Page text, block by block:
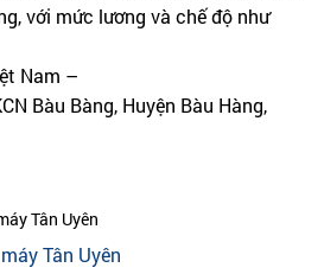
với mức lương và chế độ như
Nam –
Bàu Bàng, Huyện Bàu Hàng,
nhà máy Tân Uyên